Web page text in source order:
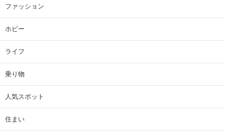
ファッション
ホビー
ライフ
乗り物
人気スポット
住まい